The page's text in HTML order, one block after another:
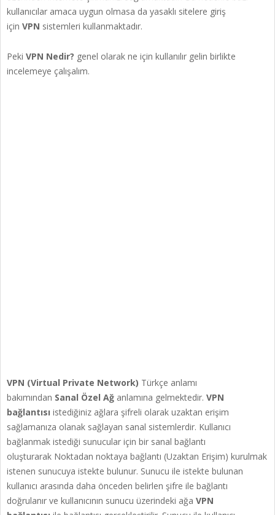
kullanıcılar amaca uygun olmasa da yasaklı sitelere giriş
için VPN sistemleri kullanmaktadır.
Peki VPN Nedir? genel olarak ne için kullanılır gelin birlikte
incelemeye çalışalım.
VPN (Virtual Private Network) Türkçe anlamı
bakımından Sanal Özel Ağ anlamına gelmektedir. VPN
bağlantısı istediğiniz ağlara şifreli olarak uzaktan erişim
sağlamanıza olanak sağlayan sanal sistemlerdir. Kullanıcı
bağlanmak istediği sunucular için bir sanal bağlantı
oluşturarak Noktadan noktaya bağlantı (Uzaktan Erişim) kurulmak
istenen sunucuya istekte bulunur. Sunucu ile istekte bulunan
kullanıcı arasında daha önceden belirlen şifre ile bağlantı
doğrulanır ve kullanıcının sunucu üzerindeki ağa VPN